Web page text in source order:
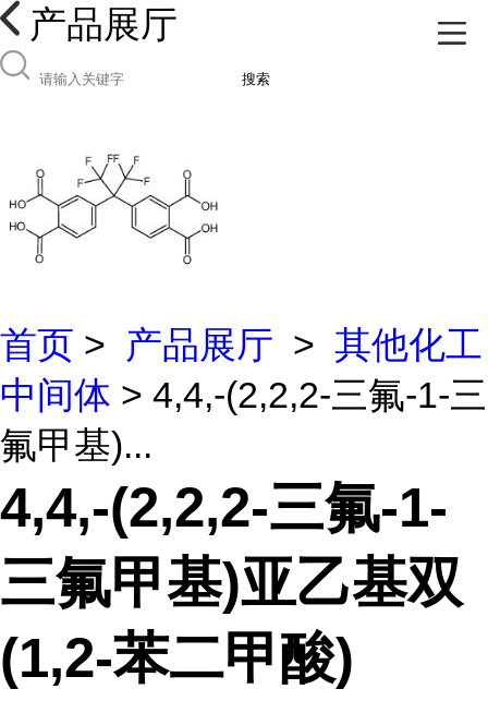
产品展厅
搜索
首页 > 产品展厅 > 其他化工
中间体 > 4,4,-(2,2,2-三氟-1-三
氟甲基)...
4,4,-(2,2,2-三氟-1-
三氟甲基)亚乙基双
(1,2-苯二甲酸)